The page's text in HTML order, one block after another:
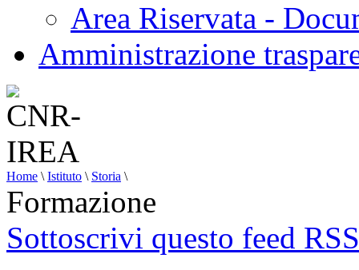
Area Riservata -
Amministrazione
Home \ Istituto \ Storia \
Formazione
Sottoscrivi questo feed RSS